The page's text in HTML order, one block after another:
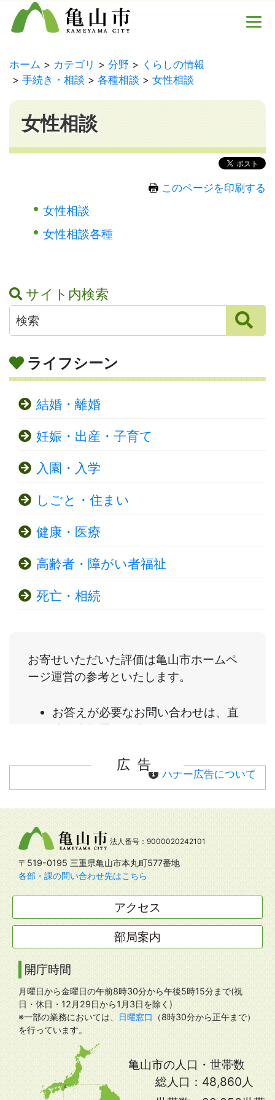
ホーム カテゴリ 分野
くらしの情報
手続き・相談
各種相談 女性相談
女性相談
このページを印刷する
女性相談
女性相談各種
サイト内検索
ライフシーン
結婚・離婚
妊娠・出産・子育て
入園・入学
しごと・住まい
健康・医療
高齢者・障がい者福祉
死亡・相続
広告
バナー広告について
法人番号：9000020242101
〒519-0195 三重県亀山市本丸町577番地
各部・課の問い合わせ先はこちら
アクセス
部局案内
開庁時間
月曜日から金曜日の午前8時30分から午後5時15分まで(祝
日・休日・12月29日から1月3日を除く)
※一部の業務においては、
日曜窓口
（8時30分から正午まで）
を行っています。
亀山市の人口・世帯数
総人口： 48,860人